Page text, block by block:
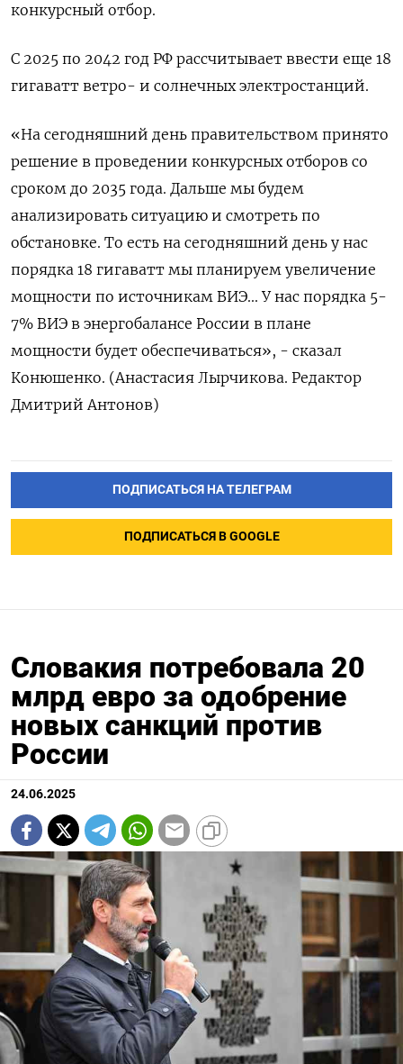
конкурсный отбор.
С 2025 по 2042 год РФ рассчитывает ввести еще 18
гигаватт ветро- и солнечных электростанций.
«На сегодняшний день правительством принято
решение в проведении конкурсных отборов со
сроком до 2035 года. Дальше мы будем
анализировать ситуацию и смотреть по
обстановке. То есть на сегодняшний день у нас
порядка 18 гигаватт мы планируем увеличение
мощности по источникам ВИЭ... У нас порядка 5-
7% ВИЭ в энергобалансе России в плане
мощности будет обеспечиваться», - сказал
Конюшенко. (Анастасия Лырчикова. Редактор
Дмитрий Антонов)
ПОДПИСАТЬСЯ НА ТЕЛЕГРАМ
ПОДПИСАТЬСЯ В GOOGLE
Словакия потребовала 20
млрд евро за одобрение
новых санкций против
России
24.06.2025